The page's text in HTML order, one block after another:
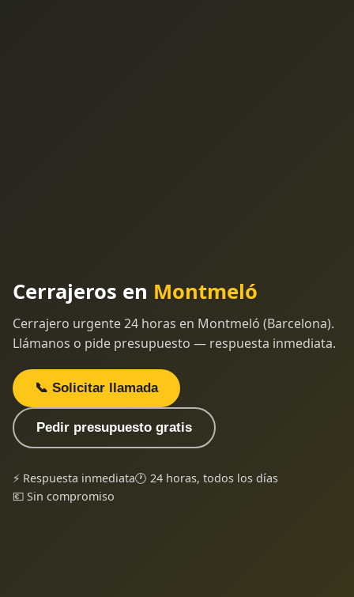
Cerrajeros en Montmeló
Cerrajero urgente 24 horas en Montmeló (Barcelona).
Llámanos o pide presupuesto — respuesta inmediata.
📞 Solicitar llamada
Pedir presupuesto gratis
⚡ Respuesta inmediata🕐 24 horas, todos los días
💶 Sin compromiso